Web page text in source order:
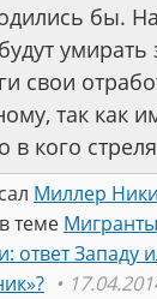
бы.
свои
так как
в кого
Миллер
в теме
ответ Западу